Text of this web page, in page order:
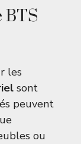
BTS
les
sont
peuvent
ou